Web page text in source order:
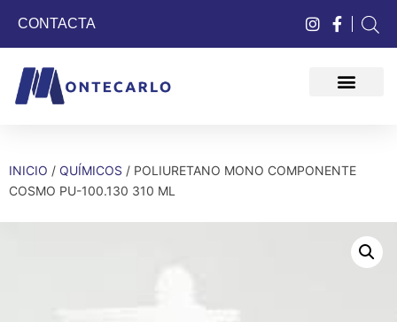
CONTACTA
INICIO / QUÍMICOS / POLIURETANO MONO COMPONENTE
COSMO PU-100.130 310 ML